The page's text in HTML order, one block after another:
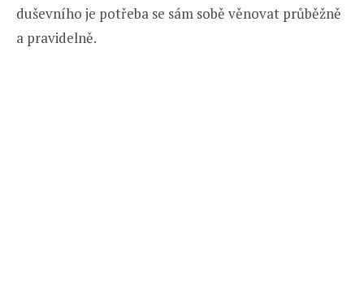
duševního je potřeba se sám sobě věnovat průběžně
a pravidelně.